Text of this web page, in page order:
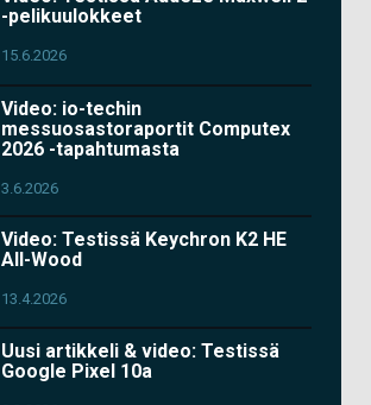
-pelikuulokkeet
15.6.2026
Video: io-techin
messuosastoraportit Computex
2026 -tapahtumasta
3.6.2026
Video: Testissä Keychron K2 HE
All-Wood
13.4.2026
Uusi artikkeli & video: Testissä
Google Pixel 10a